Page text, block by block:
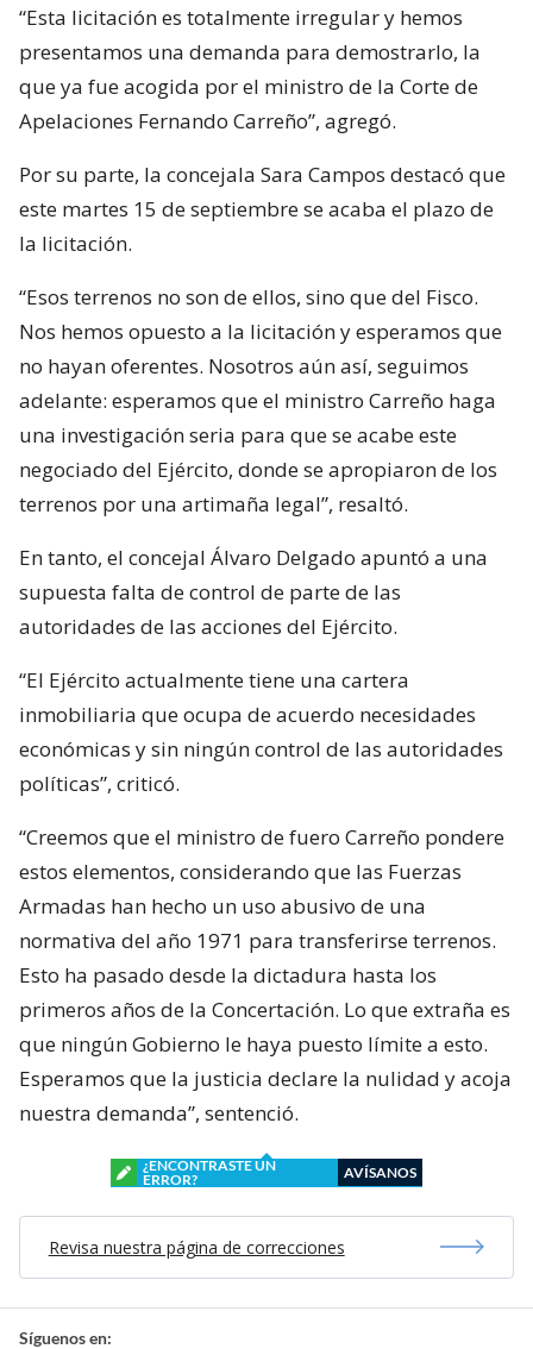
“Esta licitación es totalmente irregular y hemos
presentamos una demanda para demostrarlo, la
que ya fue acogida por el ministro de la Corte de
Apelaciones Fernando Carreño”, agregó.
Por su parte, la concejala Sara Campos destacó que
este martes 15 de septiembre se acaba el plazo de
la licitación.
“Esos terrenos no son de ellos, sino que del Fisco.
Nos hemos opuesto a la licitación y esperamos que
no hayan oferentes. Nosotros aún así, seguimos
adelante: esperamos que el ministro Carreño haga
una investigación seria para que se acabe este
negociado del Ejército, donde se apropiaron de los
terrenos por una artimaña legal”, resaltó.
En tanto, el concejal Álvaro Delgado apuntó a una
supuesta falta de control de parte de las
autoridades de las acciones del Ejército.
“El Ejército actualmente tiene una cartera
inmobiliaria que ocupa de acuerdo necesidades
económicas y sin ningún control de las autoridades
políticas”, criticó.
“Creemos que el ministro de fuero Carreño pondere
estos elementos, considerando que las Fuerzas
Armadas han hecho un uso abusivo de una
normativa del año 1971 para transferirse terrenos.
Esto ha pasado desde la dictadura hasta los
primeros años de la Concertación. Lo que extraña es
que ningún Gobierno le haya puesto límite a esto.
Esperamos que la justicia declare la nulidad y acoja
nuestra demanda”, sentenció.
¿ENCONTRASTE UN
ERROR?
AVÍSANOS
Revisa nuestra página de correcciones
Síguenos en: